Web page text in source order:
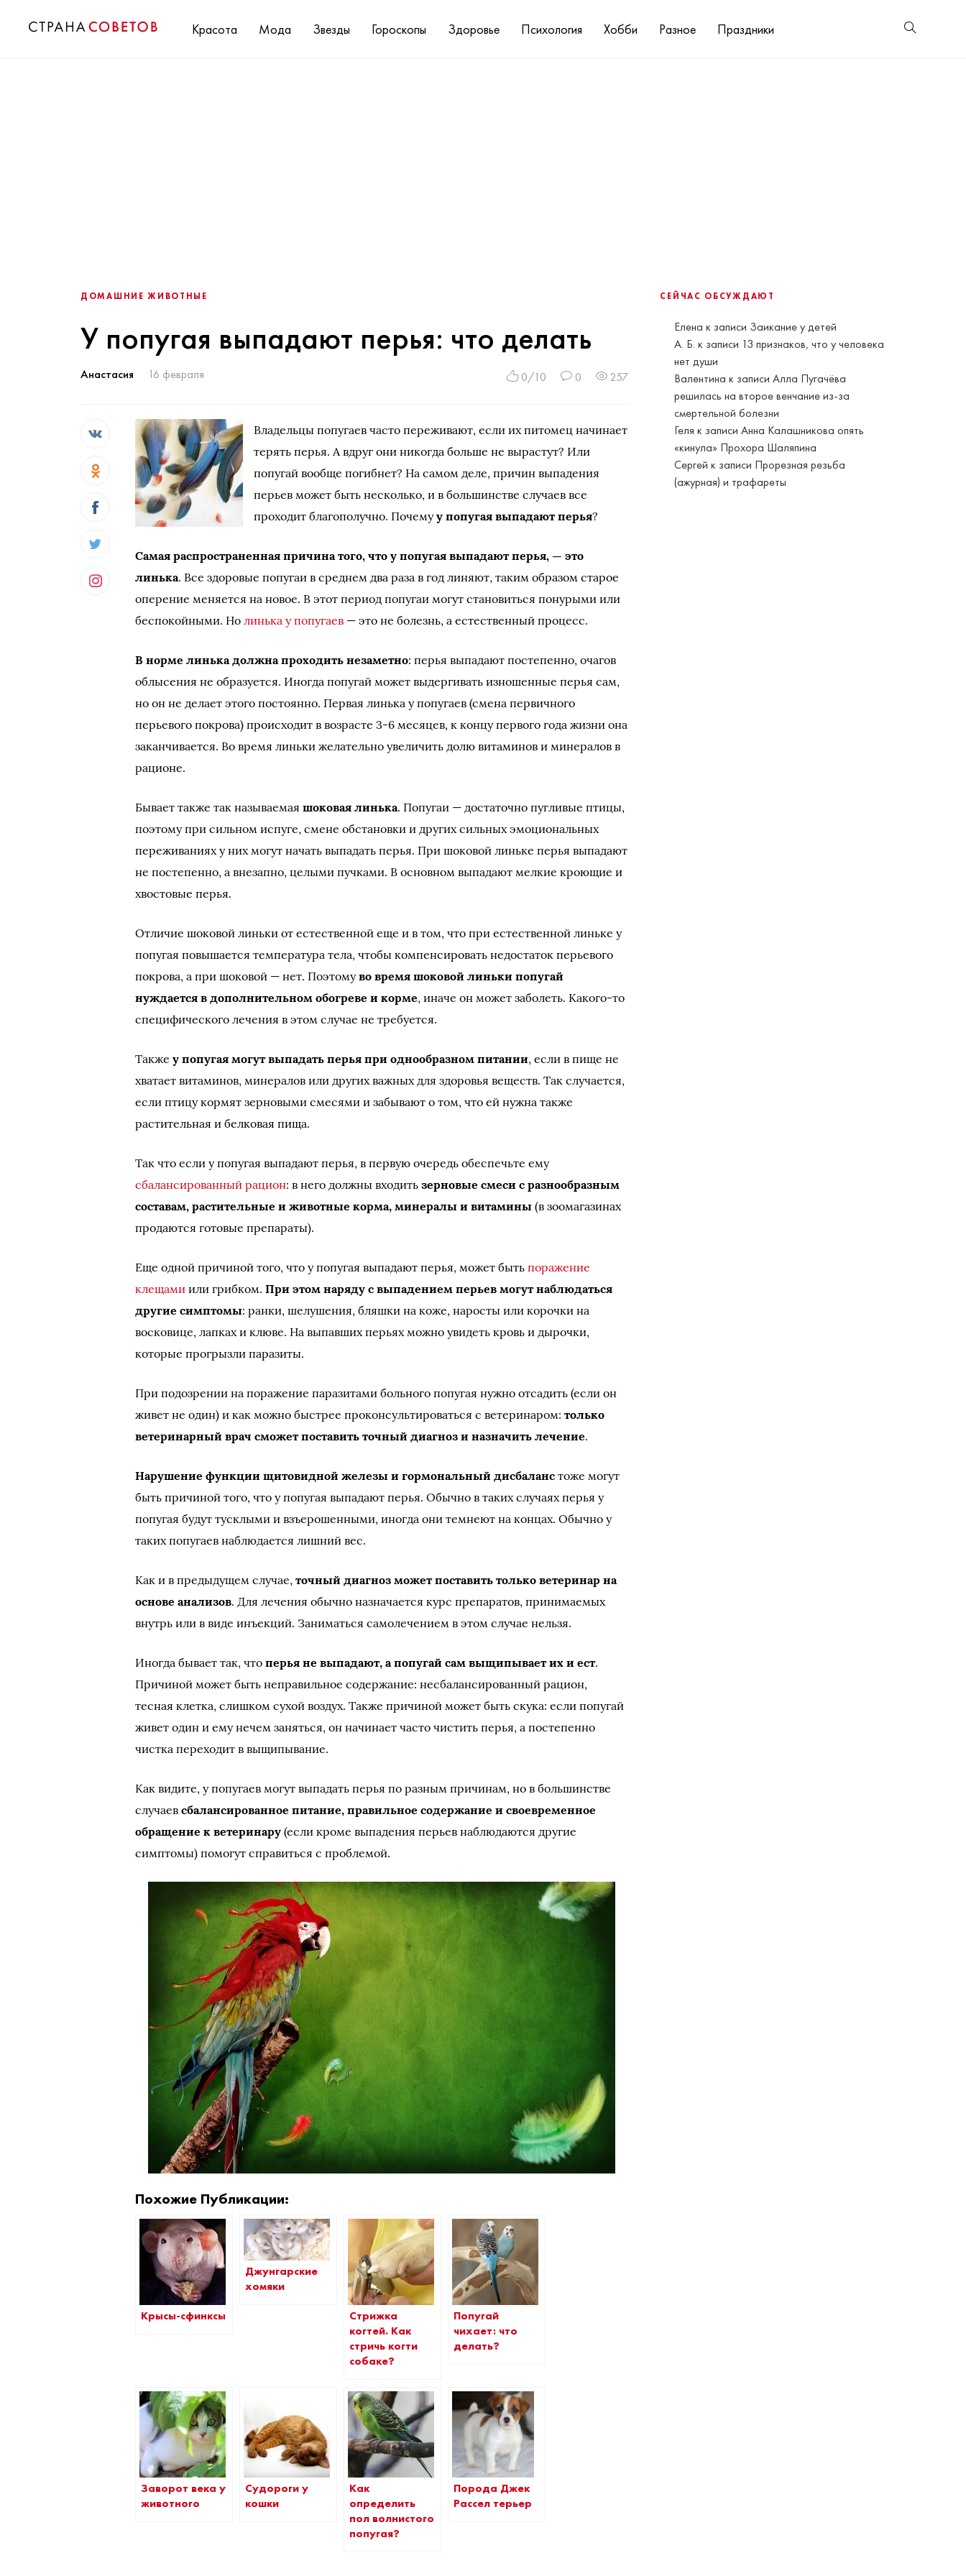
Красота Мода Звезды Гороскопы Здоровье Психология Хобби Разное Праздники
СЕЙЧАС ОБСУЖДАЮТ
Елена к записи Заикание у детей
А. Б. к записи 13 признаков, что у человека
нет души
Валентина к записиАлла Пугачёва
решилась на второе венчание из-за
смертельной болезни
Геля к записиАнна Калашникова опять
«кинула» Прохора Шаляпина
Сергей к записи Прорезная резьба
(ажурная) и трафареты
ДОМАШНИЕ ЖИВОТНЫЕ
У попугая выпадают перья: что делать
Анастасия 16 февраля 0/10 0 257
Владельцы попугаев часто переживают, если их питомец начинает
терять перья. А вдруг они никогда больше не вырастут? Или
попугай вообще погибнет? На самом деле, причин выпадения
перьев может быть несколько, и в большинстве случаев все
проходит благополучно. Почемуу попугая выпадают перья?
Самая распространенная причина того, что у попугая выпадают перья, — это
линька. Все здоровые попугаи в среднем два раза в год линяют, таким образом старое
оперение меняется на новое. В этот период попугаи могут становиться понурыми или
беспокойными. Нолинька у попугаев — это не болезнь, а естественный процесс.
В норме линька должна проходить незаметно: перья выпадают постепенно, очагов
облысения не образуется. Иногда попугай может выдергивать изношенные перья сам,
но он не делает этого постоянно. Первая линька у попугаев (смена первичного
перьевого покрова) происходит в возрасте 3-6 месяцев, к концу первого года жизни она
заканчивается. Во время линьки желательно увеличить долю витаминов и минералов в
рационе.
Бывает также так называемаяшоковая линька. Попугаи — достаточно пугливые птицы,
поэтому при сильном испуге, смене обстановки и других сильных эмоциональных
переживаниях у них могут начать выпадать перья. При шоковой линьке перья выпадают
не постепенно, а внезапно, целыми пучками. В основном выпадают мелкие кроющие и
хвостовые перья.
Отличие шоковой линьки от естественной еще и в том, что при естественной линьке у
попугая повышается температура тела, чтобы компенсировать недостаток перьевого
покрова, а при шоковой — нет. Поэтомуво время шоковой линьки попугай
нуждается в дополнительном обогреве и корме, иначе он может заболеть. Какого-то
специфического лечения в этом случае не требуется.
Такжеу попугая могут выпадать перья при однообразном питании, если в пище не
хватает витаминов, минералов или других важных для здоровья веществ. Так случается,
если птицу кормят зерновыми смесями и забывают о том, что ей нужна также
растительная и белковая пища.
Так что если у попугая выпадают перья, в первую очередь обеспечьте ему
сбалансированный рацион: в него должны входитьзерновые смеси с разнообразным
составам, растительные и животные корма, минералы и витамины (в зоомагазинах
продаются готовые препараты).
Еще одной причиной того, что у попугая выпадают перья, может бытьпоражение
клещами или грибком.При этом наряду с выпадением перьев могут наблюдаться
другие симптомы: ранки, шелушения, бляшки на коже, наросты или корочки на
восковице, лапках и клюве. На выпавших перьях можно увидеть кровь и дырочки,
которые прогрызли паразиты.
При подозрении на поражение паразитами больного попугая нужно отсадить (если он
живет не один) и как можно быстрее проконсультироваться с ветеринаром:только
ветеринарный врач сможет поставить точный диагноз и назначить лечение.
Нарушение функции щитовидной железы и гормональный дисбаланс тоже могут
быть причиной того, что у попугая выпадают перья. Обычно в таких случаях перья у
попугая будут тусклыми и взъерошенными, иногда они темнеют на концах. Обычно у
таких попугаев наблюдается лишний вес.
Как и в предыдущем случае,точный диагноз может поставить только ветеринар на
основе анализов. Для лечения обычно назначается курс препаратов, принимаемых
внутрь или в виде инъекций. Заниматься самолечением в этом случае нельзя.
Иногда бывает так, чтоперья не выпадают, а попугай сам выщипывает их и ест.
Причиной может быть неправильное содержание: несбалансированный рацион,
тесная клетка, слишком сухой воздух. Также причиной может быть скука: если попугай
живет один и ему нечем заняться, он начинает часто чистить перья, а постепенно
чистка переходит в выщипывание.
Как видите, у попугаев могут выпадать перья по разным причинам, но в большинстве
случаевсбалансированное питание, правильное содержание и своевременное
обращение к ветеринару (если кроме выпадения перьев наблюдаются другие
симптомы) помогут справиться с проблемой.
Похожие Публикации:
Крысы-сфинксы
Джунгарские
хомяки
Стрижка
когтей. Как
стричь когти
собаке?
Попугай
чихает: что
делать?
Заворот века у
животного
Судороги у
кошки
Как
определить
пол волнистого
попугая?
Порода Джек
Рассел терьер